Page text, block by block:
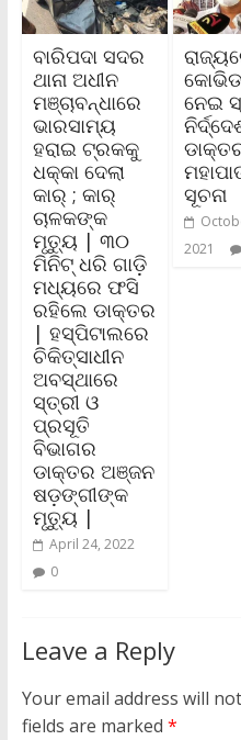
ବାରିପଦା ସଦର
ଥାନା ଅଧୀନ
ମଞ୍ଚାବନ୍ଧାରେ
ଭାରସାମ୍ୟ
ହରାଇ ଟ୍ରକକୁ
ଧକ୍କା ଦେଲା
କାର୍ ; କାର୍
ଚାଳକଙ୍କ
ମୃତ୍ୟୁ | ୩୦
ମିନିଟ୍‌ ଧରି ଗାଡ଼ି
ମଧ୍ୟରେ ଫସି
ରହିଲେ ଡାକ୍ତର
| ହସ୍ପିଟାଲରେ
ଚିକିତ୍ସାଧୀନ
ଅବସ୍ଥାରେ
ସ୍ତ୍ରୀ ଓ
ପ୍ରସୂତି
ବିଭାଗର
ଡାକ୍ତର ଅଞ୍ଜନ
ଷଡ଼ଙ୍ଗୀଙ୍କ
ମୃତ୍ୟୁ |
April 24, 2022
0
ନେଇ
ସୂଚନା
2021
Leave a Reply
Your email address will
fields are marked *